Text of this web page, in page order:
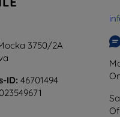
3750/2A
ID: 46701494